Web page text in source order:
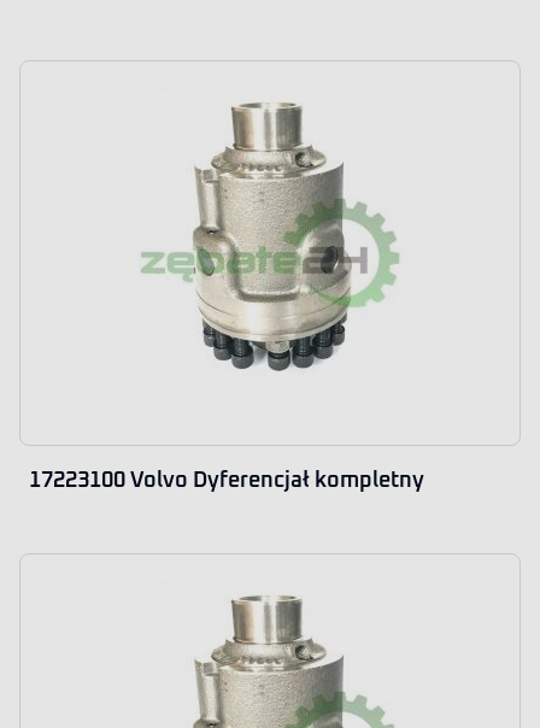
17223100 Volvo Dyferencjał kompletny